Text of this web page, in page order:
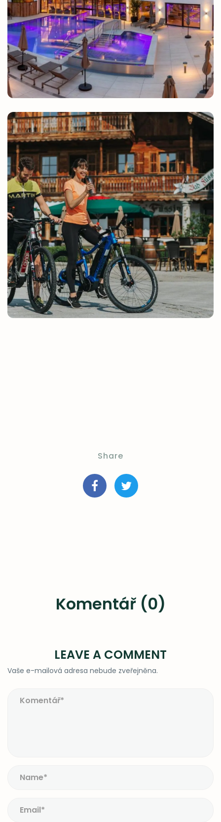
Share
Komentář (0)
LEAVE A COMMENT
Vaše e-mailová adresa nebude zveřejněna.